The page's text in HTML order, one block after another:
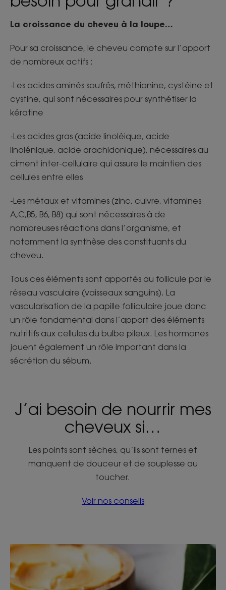
La croissance du cheveu à la loupe…
Pour sa croissance, le cheveu compte sur l’apport
de nombreux actifs :
-Les acides aminés soufrés, méthionine, cystéine et
cystine, qui sont nécessaires pour synthétiser la
kératine
-Les acides gras (acide linoléique, acide
linolénique, acide arachidonique), nécessaires au
ciment inter-cellulaire qui assure le maintien des
cellules entre elles
-Les métaux et vitamines (zinc, cuivre, vitamines
A,C,B5, B6, B8) qui sont nécessaires à de
nombreuses réactions dans l’organisme, et
notamment la synthèse des constituants du
cheveu.
Tous ces éléments sont apportés au follicule par le
réseau vasculaire (vaisseaux sanguins). La
vascularisation de la papille folliculaire joue donc
un rôle fondamental dans l’apport des éléments
nutritifs aux cellules du bulbe pileux. Les hormones
jouent également un rôle important dans la
sécrétion du sébum.
J’ai besoin de nourrir mes
cheveux si…
Les points sont sèches, qu’ils sont ternes et
manquent de douceur et de souplesse au
toucher.
Voir nos conseils